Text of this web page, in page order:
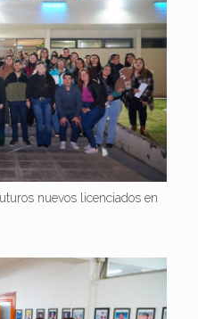
nuevos licenciados en